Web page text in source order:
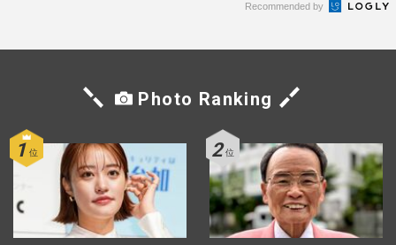
Recommended by
Photo Ranking